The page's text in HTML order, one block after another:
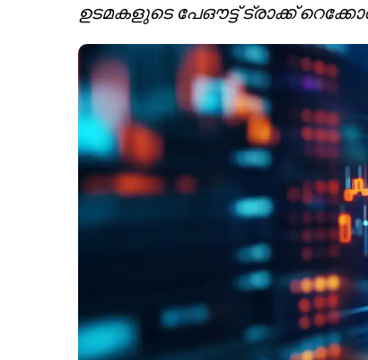
ഉടമകളുടെ പേഔട്ട് ട്രാക്ക്